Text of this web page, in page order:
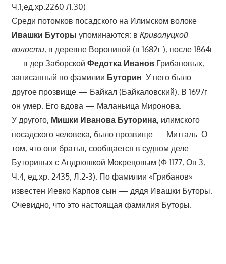
Ч.1,ед.хр.2260 Л.30)
Среди потомков посадского на Илимском волоке
Ивашки Буторы упоминаются: в Криволуцкой
волости, в деревне Ворониной (в 1682г.), после 1864г
— в дер.Заборской Федотка Иванов Грибановых,
записанный по фамилии Буторин . У него было
другое прозвище — Байкал (Байкаловский). В 1697г
он умер. Его вдова — Маланьица Миронова.
У другого, Мишки Иванова Буторина, илимского
посадского человека, было прозвище — Митгаль. О
том, что они братья, сообщается в судном деле
Буториных с Андрюшкой Мокрецовым (Ф.1177, Оп.3,
Ч.4, ед.хр. 2435, Л.2-3). По фамилии «Грибанов»
известен Иевко Карпов сын — дядя Ивашки Буторы.
Очевидно, что это настоящая фамилия Буторы.